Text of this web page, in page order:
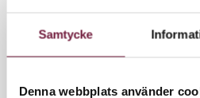
Samtycke
Denna webbplats använder